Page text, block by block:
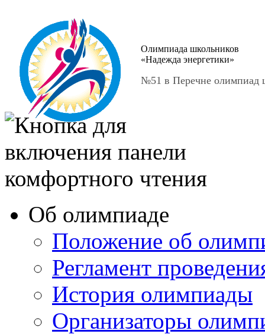
Олимпиада школьников
«Надежда энергетики»
№51 в Перечне олимпиад
Об олимпиаде
Положение об
Регламент
История олимпиады
Организаторы